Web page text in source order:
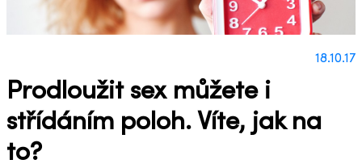
18.10.17
Prodloužit sex můžete i
střídáním poloh. Víte, jak na
to?